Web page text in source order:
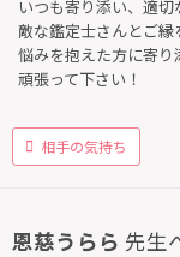
いつも寄り添い、適
敵な鑑定士さんとご縁
悩みを抱えた方に寄り
頑張って下さい！
相手の気持ち
恩慈うらら 先生